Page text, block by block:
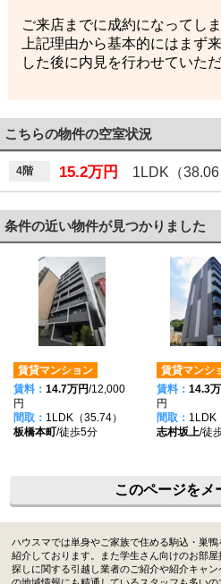
ご来店までに成約になってし
上記理由から基本的にはまず
した後に内見を行わせていた
こちらの物件の空室状況
4階 15.2万円 1LDK（38.06
条件の近い物件が見つかりました
賃貸マンション
賃料： 14.7万円/12,000
円
間取： 1LDK（35.74）
板橋本町/徒歩5分
賃貸マンシ
賃料： 14.3
円
間取： 1LDK
志村坂上/徒
このページをメ
ハウスマでは単身やご家族で住める駒込・巣
紹介しております。また学生さん向けのお部
探しに関する引越し業者のご紹介や紹介キャ